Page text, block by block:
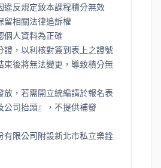
違反規定致本課程積分無效
留相關法律追訴權
個人資料為正確
證，以利核對簽到表上之證號
束後將無法變更，導致積分無
放，若需開立統編請於報名表
公司抬頭』，不提供補發
有限公司附設新北市私立樂銓